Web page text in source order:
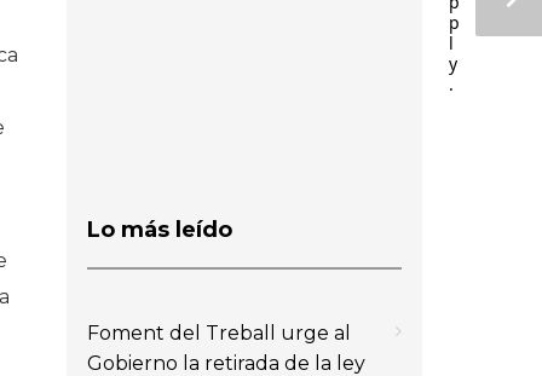
p
l
y
.
Lo más leído
Foment del Treball urge al
Gobierno la retirada de la ley